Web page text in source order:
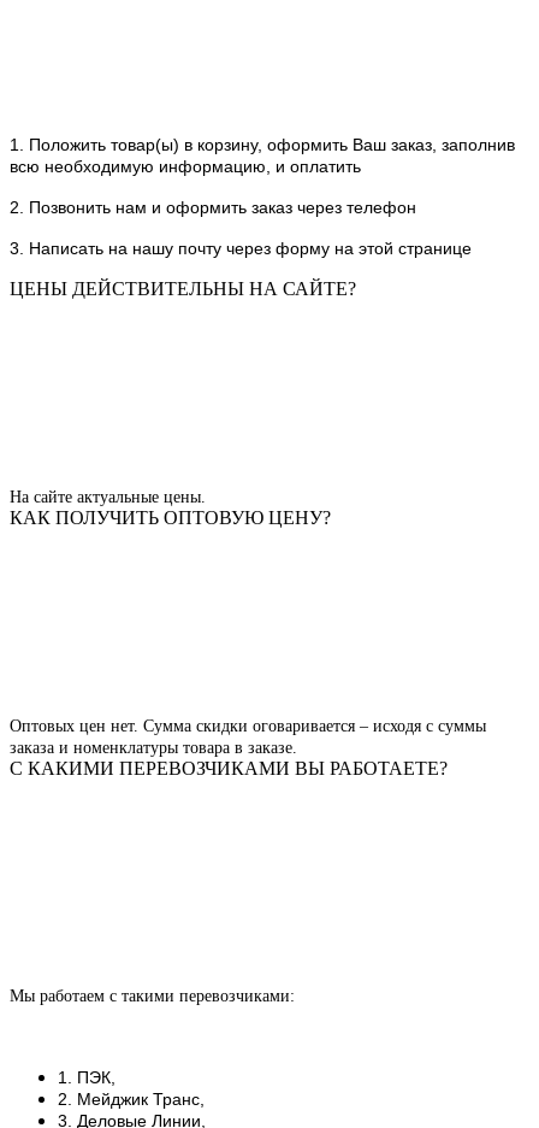
1. Положить товар(ы) в корзину, оформить Ваш заказ, заполнив
всю необходимую информацию, и оплатить
2. Позвонить нам и оформить заказ через телефон
3. Написать на нашу почту через форму на этой странице
ЦЕНЫ ДЕЙСТВИТЕЛЬНЫ НА САЙТЕ?
На сайте актуальные цены.
КАК ПОЛУЧИТЬ ОПТОВУЮ ЦЕНУ?
Оптовых цен нет. Сумма скидки оговаривается – исходя с суммы
заказа и номенклатуры товара в заказе.
С КАКИМИ ПЕРЕВОЗЧИКАМИ ВЫ РАБОТАЕТЕ?
Мы работаем с такими перевозчиками:
1. ПЭК,
2. Мейджик Транс,
3. Деловые Линии,